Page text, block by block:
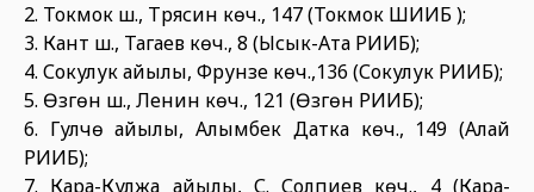
2. Токмок ш., Трясин көч., 147 (Токмок ШИИБ );
3. Кант ш., Тагаев көч., 8 (Ысык-Ата РИИБ);
4. Сокулук айылы, Фрунзе көч.,136 (Сокулук РИИБ);
5. Өзгөн ш., Ленин көч., 121 (Өзгөн РИИБ);
6. Гулчө айылы, Алымбек Датка көч., 149 (Алай
РИИБ);
7. Кара-Кулжа айылы, С. Солпиев көч., 4 (Кара-